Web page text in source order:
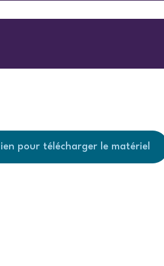
pour télécharger le matériel